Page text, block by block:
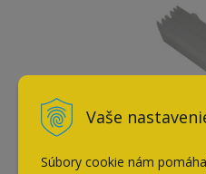
Vaše
Súbory cookie nám